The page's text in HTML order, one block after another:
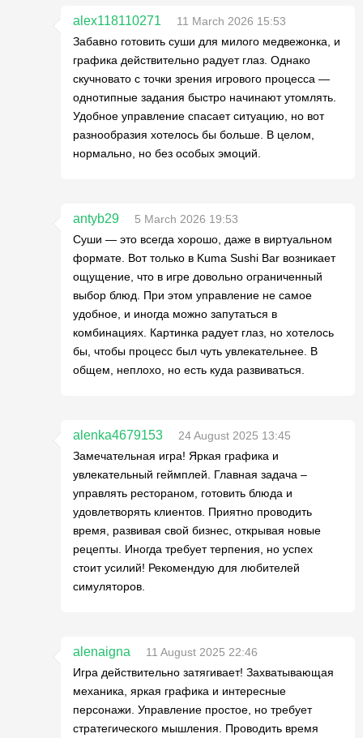
alex118110271
11 March 2026 15:53
Забавно готовить суши для милого медвежонка, и
графика действительно радует глаз. Однако
скучновато с точки зрения игрового процесса —
однотипные задания быстро начинают утомлять.
Удобное управление спасает ситуацию, но вот
разнообразия хотелось бы больше. В целом,
нормально, но без особых эмоций.
antyb29
5 March 2026 19:53
Суши — это всегда хорошо, даже в виртуальном
формате. Вот только в Kuma Sushi Bar возникает
ощущение, что в игре довольно ограниченный
выбор блюд. При этом управление не самое
удобное, и иногда можно запутаться в
комбинациях. Картинка радует глаз, но хотелось
бы, чтобы процесс был чуть увлекательнее. В
общем, неплохо, но есть куда развиваться.
alenka4679153
24 August 2025 13:45
Замечательная игра! Яркая графика и
увлекательный геймплей. Главная задача –
управлять рестораном, готовить блюда и
удовлетворять клиентов. Приятно проводить
время, развивая свой бизнес, открывая новые
рецепты. Иногда требует терпения, но успех
стоит усилий! Рекомендую для любителей
симуляторов.
alenaigna
11 August 2025 22:46
Игра действительно затягивает! Захватывающая
механика, яркая графика и интересные
персонажи. Управление простое, но требует
стратегического мышления. Проводить время